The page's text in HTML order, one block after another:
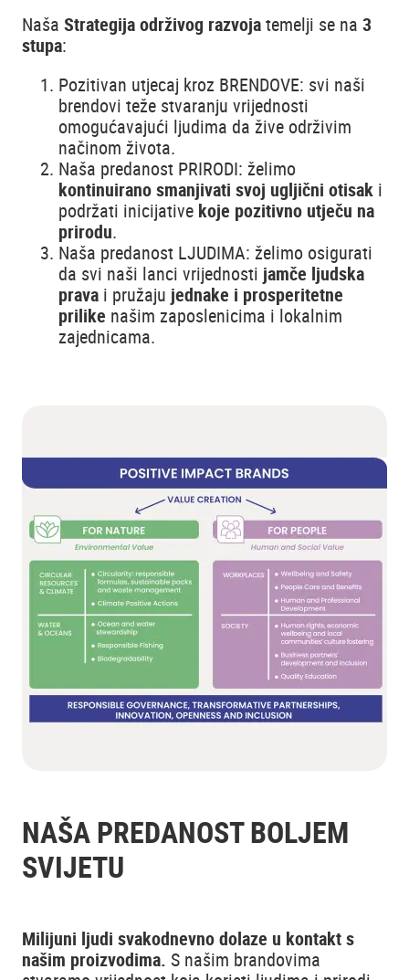
Naša Strategija održivog razvojatemelji se na 3
stupa:
Pozitivan utjecaj kroz BRENDOVE: svi naši
brendovi teže stvaranju vrijednosti
omogućavajući ljudima da žive održivim
načinom života.
Naša predanost PRIRODI: želimo
kontinuirano smanjivati svoj ugljični otisak i
podržati inicijative koje pozitivno utječu na
prirodu.
Naša predanost LJUDIMA: želimo osigurati
da svi naši lanci vrijednosti jamče ljudska
prava i pružaju jednake i prosperitetne
prilike našim zaposlenicima i lokalnim
zajednicama.
NAŠA PREDANOST BOLJEM
SVIJETU
Milijuni ljudi svakodnevno dolaze u kontakt s
našim proizvodima. S našim brandovima